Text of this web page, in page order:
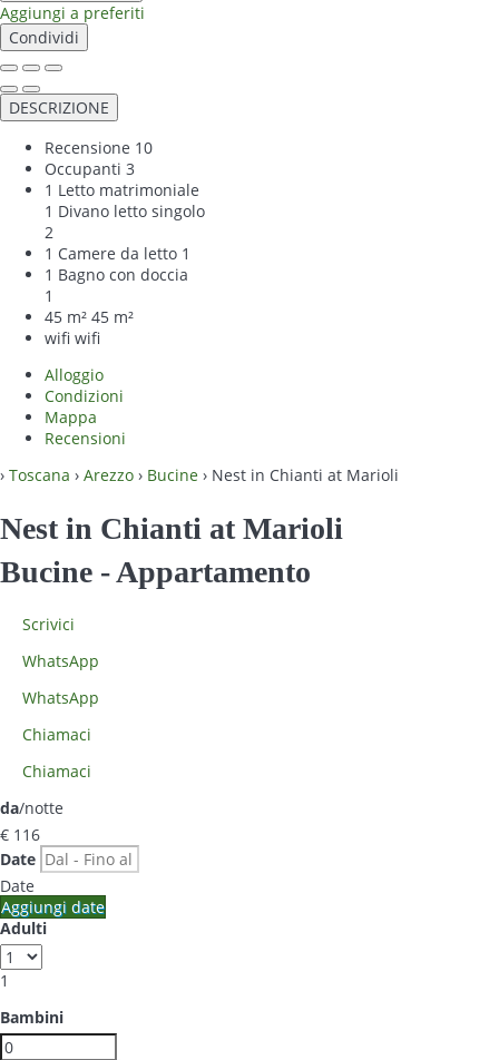
Aggiungi a preferiti
Condividi
DESCRIZIONE
Recensione 10
Occupanti 3
1 Letto matrimoniale
1 Divano letto singolo
2
1 Camere da letto 1
1 Bagno con doccia
1
45 m² 45 m²
wifi wifi
Alloggio
Condizioni
Mappa
Recensioni
› Toscana › Arezzo › Bucine › Nest in Chianti at Marioli
Nest in Chianti at Marioli
Bucine -Appartamento
Scrivici
WhatsApp
WhatsApp
Chiamaci
Chiamaci
da/notte
€ 116
Date
Date
Aggiungi date
Adulti
1
Bambini